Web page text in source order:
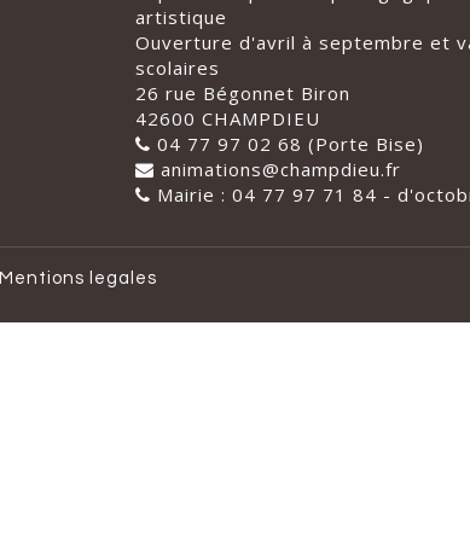
artistique
Ouverture d'avril à septembre et
scolaires
26 rue Bégonnet Biron
42600 CHAMPDIEU
04 77 97 02 68 (Porte Bise)
animations@champdieu.fr
Mairie : 04 77 97 71 84 -
Mentions legales